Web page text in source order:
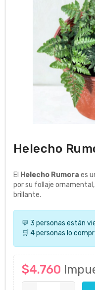
Helecho
El Helecho Rumora es
por su follaje
brillante.
💬 3 personas están
🛒 4 personas lo
$4.760